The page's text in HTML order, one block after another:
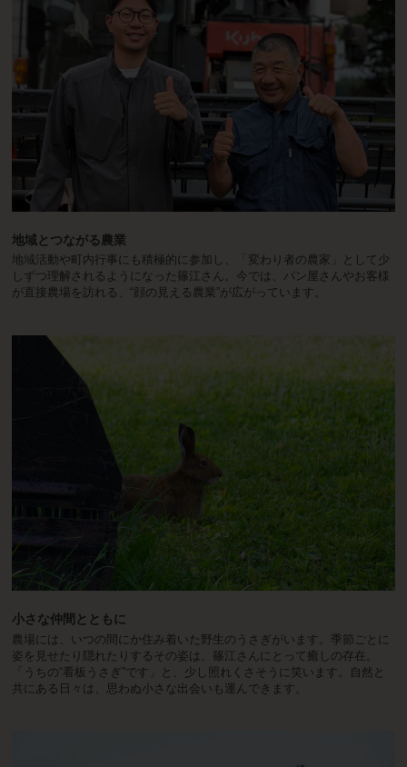
地域とつながる農業
地域活動や町内行事にも積極的に参加し、「変わり者の農家」として少
しずつ理解されるようになった篠江さん。今では、パン屋さんやお客様
が直接農場を訪れる、“顔の見える農業”が広がっています。
小さな仲間とともに
農場には、いつの間にか住み着いた野生のうさぎがいます。季節ごとに
姿を見せたり隠れたりするその姿は、篠江さんにとって癒しの存在。
「うちの“看板うさぎ”です」と、少し照れくさそうに笑います。自然と
共にある日々は、思わぬ小さな出会いも運んできます。